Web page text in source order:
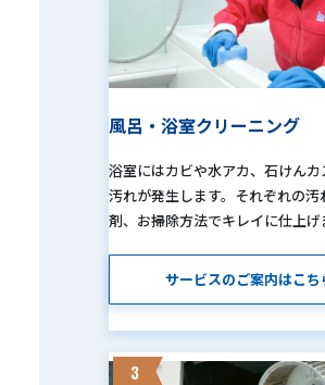
風呂・浴室クリーニング
浴室にはカビや水アカ、石けん
汚れが発生します。それぞれの
剤、お掃除方法でキレイに仕上げ
サービスのご案内はこち
3